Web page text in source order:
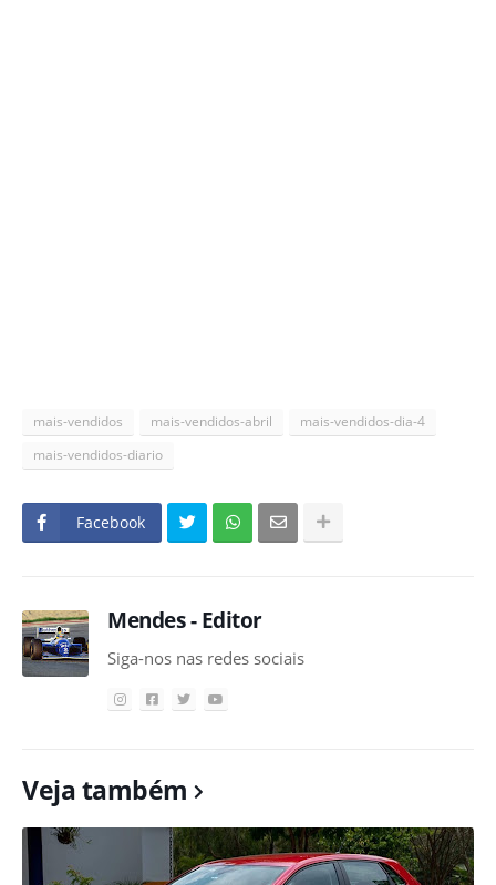
mais-vendidos mais-vendidos-abril
mais-vendidos-dia-4
mais-vendidos-diario
Facebook
Mendes - Editor
Siga-nos nas redes sociais
Veja também